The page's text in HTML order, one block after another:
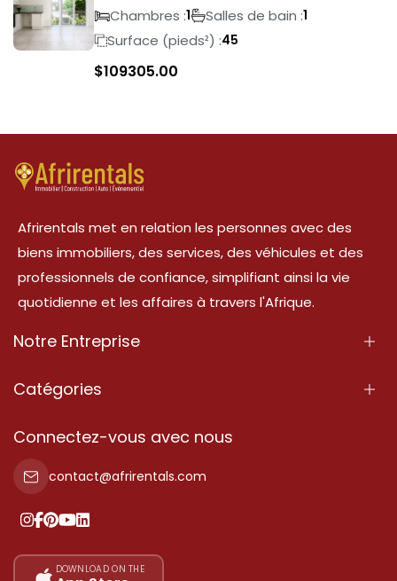
Chambres :1 Salles de bain :1
Surface (pieds²) :45
$109305.00
Afrirentals met en relation les personnes avec des
biens immobiliers, des services, des véhicules et des
professionnels de confiance, simplifiant ainsi la vie
quotidienne et les affaires à travers l'Afrique.
Notre Entreprise
À Propos
Conditions d'Utilisation
Politique de Confidentialité
Nos tarifs
Catégories
Propriété
Propriété à vendre
Propriété à louer
Ajoutez votre témoignage
Connectez-vous avec nous
contact@afrirentals.com
DOWNLOAD ON THE